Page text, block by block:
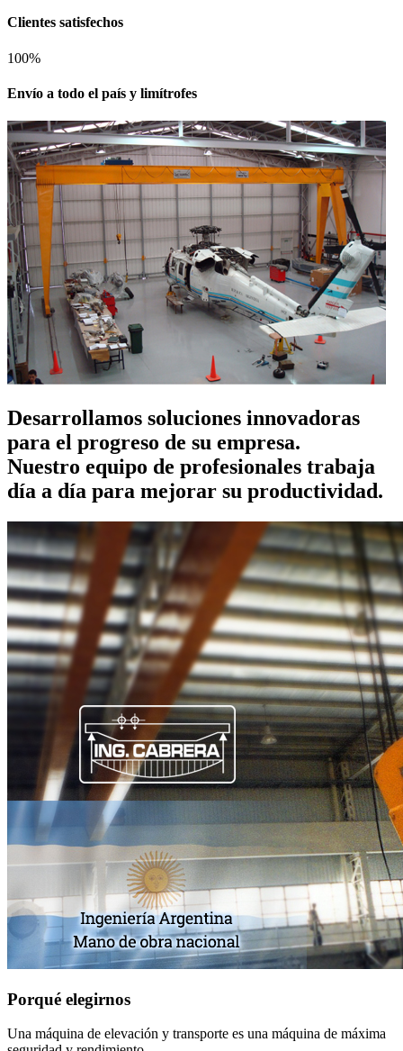
Clientes satisfechos
100%
Envío a todo el país y limítrofes
Desarrollamos soluciones innovadoras
para el progreso de su empresa.
Nuestro equipo de profesionales trabaja
día a día para mejorar su productividad.
Porqué elegirnos
Una máquina de elevación y transporte es una máquina de máxima